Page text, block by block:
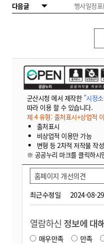
다음글
행사일정
군산시청 에서 제작한 "시정
따라 이용 할 수 있습니다.
제 4 유형: 출처표시+상업적
출처표시
비상업적 이용만 가능
변형 등 2차적 저작물 작
※ 공공누리 마크를 클릭하시
최근수정일 2024-08-29
홈페이지 개선의견
열람하신 정보에 대
매우만족 만족